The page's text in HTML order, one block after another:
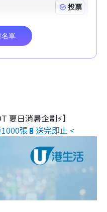
夏日消暑企劃⚡】
張🔋送完即止 <